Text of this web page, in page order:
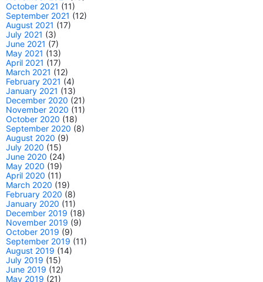
October 2021 (11)
September 2021 (12)
August 2021 (17)
July 2021 (3)
June 2021 (7)
May 2021 (13)
April 2021 (17)
March 2021 (12)
February 2021 (4)
January 2021 (13)
December 2020 (21)
November 2020 (11)
October 2020 (18)
September 2020 (8)
August 2020 (9)
July 2020 (15)
June 2020 (24)
May 2020 (19)
April 2020 (11)
March 2020 (19)
February 2020 (8)
January 2020 (11)
December 2019 (18)
November 2019 (9)
October 2019 (9)
September 2019 (11)
August 2019 (14)
July 2019 (15)
June 2019 (12)
May 2019 (21)